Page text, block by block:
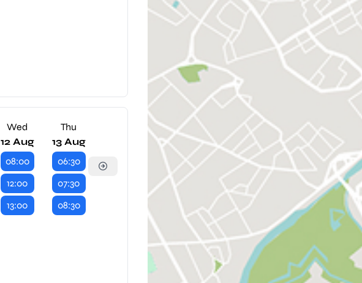
Wed
12 Aug
08:00
12:00
13:00
Thu
13 Aug
06:30
07:30
08:30